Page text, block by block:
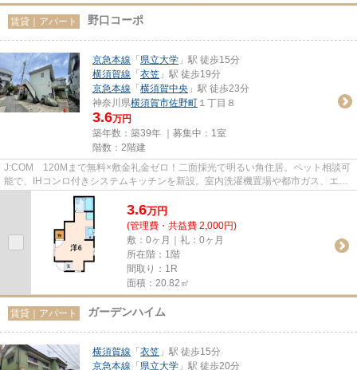
賃貸｜アパート 野口コーポ
京急本線 「 県立大学 」駅 徒歩15分
横須賀線 「 衣笠 」駅 徒歩19分
京急本線 「 横須賀中央 」駅 徒歩23分
神奈川県横須賀市佐野町 １丁目８
3.6万円
築年数：築39年 ｜募集中： 1室
階数：2階建
J:COM 120Mまで無料×敷金礼金ゼロ！二面採光で明るい角住居。ペット相談可
能で、IHコンロ付きシステムキッチンを新設。室内洗濯機置場や都市ガス、エア
コン・雨戸も備えた暮らしやす...
3.6万円
(管理費・共益費 2,000円)
敷：0ヶ月｜礼：0ヶ月
所在階：1階
間取り：1R
面積：20.82㎡
賃貸｜アパート ガーデンハイム
横須賀線 「 衣笠 」駅 徒歩15分
京急本線 「 県立大学 」駅 徒歩20分